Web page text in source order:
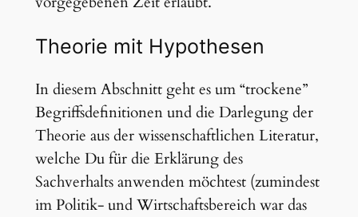
Theorie mit Hypothesen
In diesem Abschnitt geht es um “trockene”
Begriffsdefinitionen und die Darlegung der
Theorie aus der wissenschaftlichen Literatur,
welche Du für die Erklärung des
Sachverhalts anwenden möchtest (zumindest
im Politik- und Wirtschaftsbereich war das